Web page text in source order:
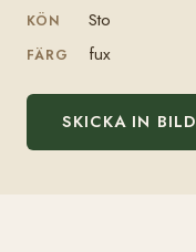
KÖN Sto
FÄRG fux
SKICKA IN BILD